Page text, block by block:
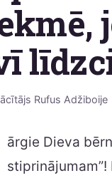
Rufus Adžiboije
ārgie Dieva